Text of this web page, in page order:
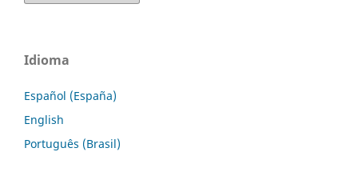
Idioma
Español (España)
English
Português (Brasil)